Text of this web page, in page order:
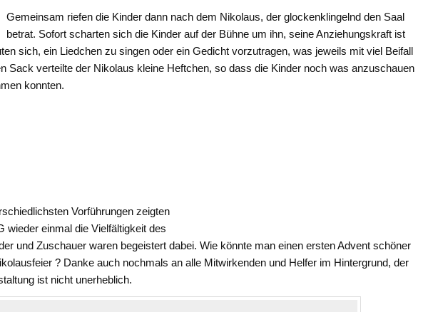
Gemeinsam riefen die Kinder dann nach dem Nikolaus, der glockenklingelnd den Saal
betrat. Sofort scharten sich die Kinder auf der Bühne um ihn, seine Anziehungskraft ist
sich, ein Liedchen zu singen oder ein Gedicht vorzutragen, was jeweils mit viel Beifall
Sack verteilte der Nikolaus kleine Heftchen, so dass die Kinder noch was anzuschauen
konnten.
Vorführungen zeigten
wieder einmal die Vielfältigkeit des
und Zuschauer waren begeistert dabei. Wie könnte man einen ersten Advent schöner
? Danke auch nochmals an alle Mitwirkenden und Helfer im Hintergrund, der
ist nicht unerheblich.